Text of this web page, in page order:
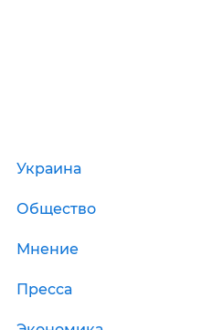
Украина
Общество
Мнение
Пресса